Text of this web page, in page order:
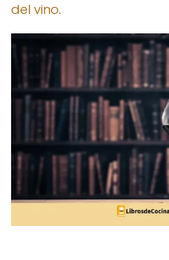
del vino.